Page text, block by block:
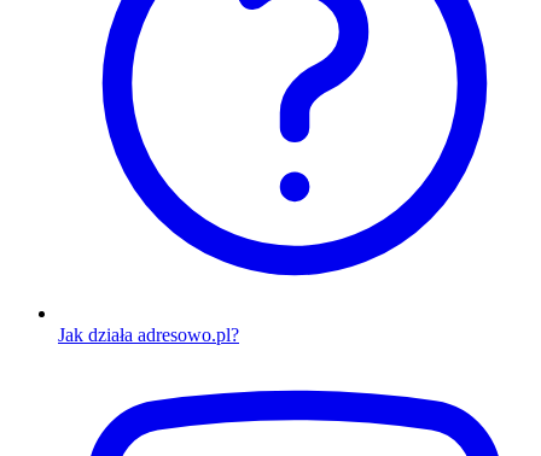
Jak działa adresowo.pl?